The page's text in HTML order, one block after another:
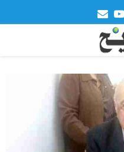
Youtube
Email